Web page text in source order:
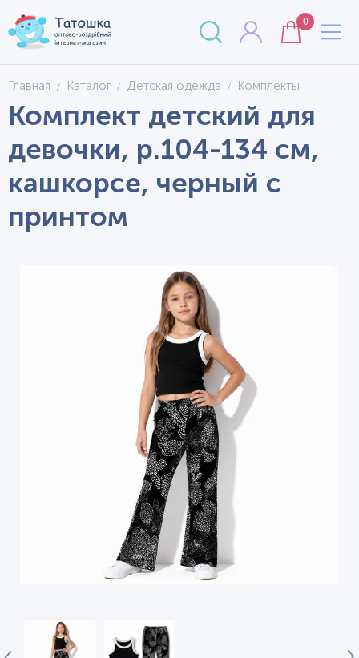
0
Главная Каталог Детская одежда Комплекты
Комплект детский для
девочки, р.104-134 см,
кашкорсе, черный с
принтом